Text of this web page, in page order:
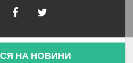
НА НОВИНИ